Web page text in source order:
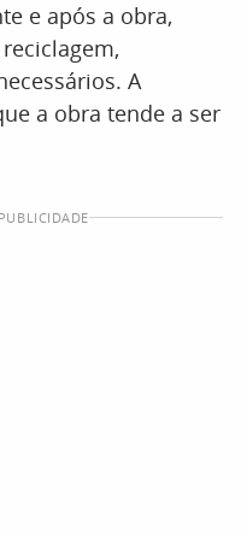
e após a obra,
A
a obra tende a ser